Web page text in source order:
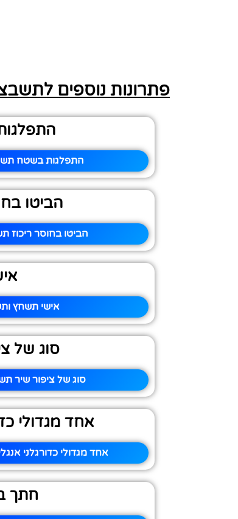
פתרונות נוספים
התפלגות בשטח
הביטו
הביטו בחוסר ריכוז
אישי תשחץ
סוג של
סוג של ציפור שיר
אחד מגדולי
אחד מגדולי כדורגלני
חתך